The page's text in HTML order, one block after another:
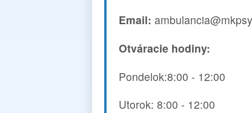
Email:
Otváracie hodiny:
Pondelok:8:00 - 12:00
Utorok: 8:00 - 12:00